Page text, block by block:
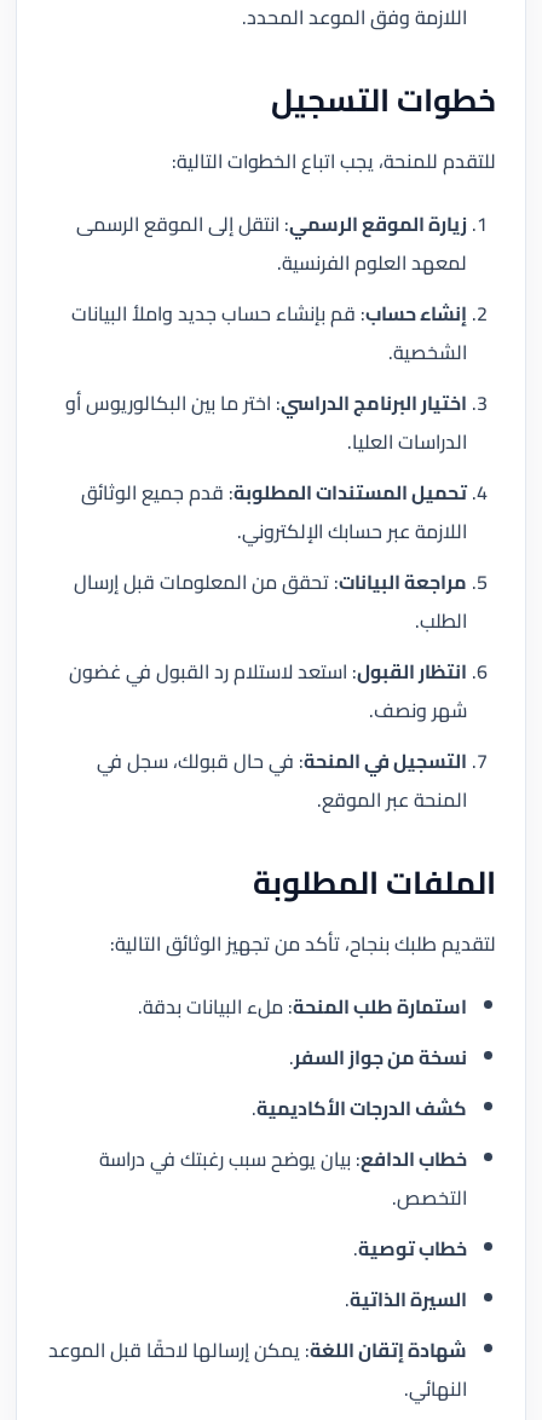
اللازمة وفق الموعد المحدد.
خطوات التسجيل
للتقدم للمنحة، يجب اتباع الخطوات التالية:
زيارة الموقع الرسمي: انتقل إلى الموقع الرسمى
لمعهد العلوم الفرنسية.
إنشاء حساب: قم بإنشاء حساب جديد واملأ البيانات
الشخصية.
اختيار البرنامج الدراسي: اختر ما بين البكالوريوس أو
الدراسات العليا.
تحميل المستندات المطلوبة: قدم جميع الوثائق
اللازمة عبر حسابك الإلكتروني.
مراجعة البيانات: تحقق من المعلومات قبل إرسال
الطلب.
انتظار القبول: استعد لاستلام رد القبول في غضون
شهر ونصف.
التسجيل في المنحة: في حال قبولك، سجل في
المنحة عبر الموقع.
الملفات المطلوبة
لتقديم طلبك بنجاح، تأكد من تجهيز الوثائق التالية:
استمارة طلب المنحة: ملء البيانات بدقة.
نسخة من جواز السفر.
كشف الدرجات الأكاديمية.
خطاب الدافع: بيان يوضح سبب رغبتك في دراسة
التخصص.
خطاب توصية.
السيرة الذاتية.
شهادة إتقان اللغة: يمكن إرسالها لاحقًا قبل الموعد
النهائي.